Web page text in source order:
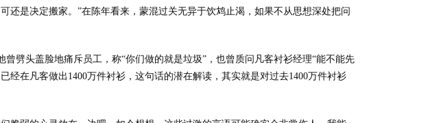
还是决定搬家。”在陈年看来，蒙混过关无异于饮鸩止渴，如果不从思想深处把问
劈头盖脸地痛斥员工，称“你们做的就是垃圾”，也曾质问凡客衬衫经理“能不能先
在凡客做出1400万件衬衫，这句话的潜在解读，其实就是对过去1400万件衬衫